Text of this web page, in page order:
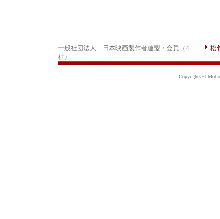
一般社団法人 日本映画製作者連盟・会員（4
社）
松
Copyrights ©